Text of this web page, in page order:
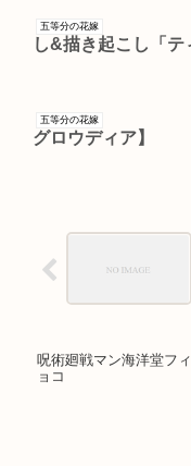
五等分の花嫁
し&描き起こし「
五等分の花嫁
グロウディア】
呪術廻戦マン海洋堂フ
ョコ